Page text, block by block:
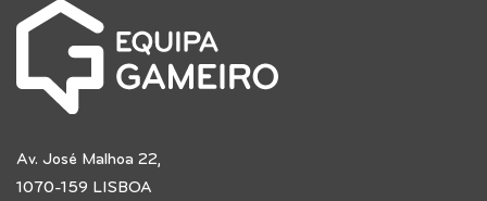
Av. José Malhoa 22,
1070-159 LISBOA